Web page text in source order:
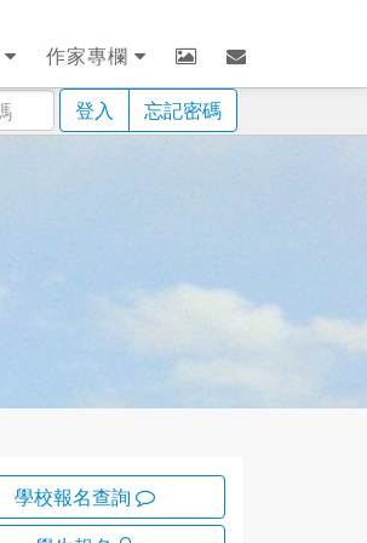
作家專欄
登入 忘記密碼
學校報名查詢